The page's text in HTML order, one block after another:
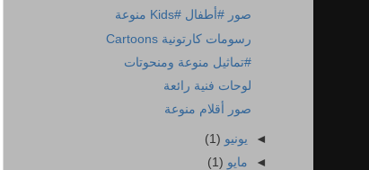
صور #أطفال #Kids منوعة
رسومات كارتونية Cartoons
#تماثيل منوعة ومنحوتات
لوحات فنية رائعة
صور أقلام منوعة
◄ يونيو (1)
◄ مايو (1)